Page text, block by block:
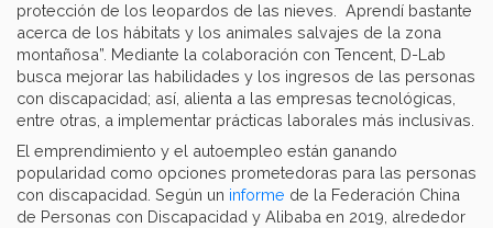
protección de los leopardos de las nieves. Aprendí bastante
acerca de los hábitats y los animales salvajes de la zona
montañosa”. Mediante la colaboración con Tencent, D-Lab
busca mejorar las habilidades y los ingresos de las personas
con discapacidad; así, alienta a las empresas tecnológicas,
entre otras, a implementar prácticas laborales más inclusivas.
El emprendimiento y el autoempleo están ganando
popularidad como opciones prometedoras para las personas
con discapacidad. Según un informe de la Federación China
de Personas con Discapacidad y Alibaba en 2019, alrededor